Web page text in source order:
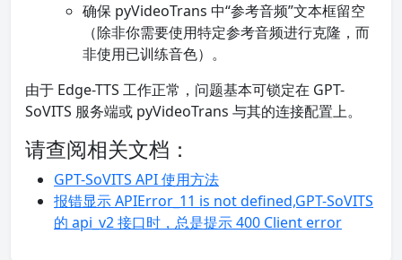
确保 pyVideoTrans 中“参考音频”文本框留空
（除非你需要使用特定参考音频进行克隆，而
非使用已训练音色）。
由于 Edge-TTS 工作正常，问题基本可锁定在 GPT-
SoVITS 服务端或 pyVideoTrans 与其的连接配置上。
请查阅相关文档：
GPT-SoVITS API 使用方法
报错显示 APIError_11 is not defined,GPT-SoVITS
的 api_v2 接口时，总是提示 400 Client error